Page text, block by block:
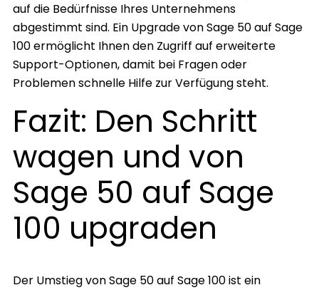
auf die Bedürfnisse Ihres Unternehmens
abgestimmt sind. Ein Upgrade von Sage 50 auf Sage
100 ermöglicht Ihnen den Zugriff auf erweiterte
Support-Optionen, damit bei Fragen oder
Problemen schnelle Hilfe zur Verfügung steht.
Fazit: Den Schritt
wagen und von
Sage 50 auf Sage
100 upgraden
Der Umstieg von Sage 50 auf Sage 100 ist ein